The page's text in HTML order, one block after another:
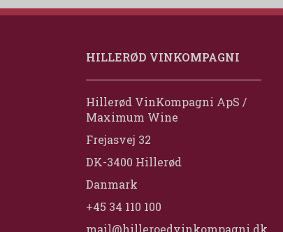
HILLERØD VINKOMPAGNI
Hillerød VinKompagni ApS /
Maximum Wine
Frejasvej 32
DK-3400 Hillerød
Danmark
+45 34 110 100
mail@hilleroedvinkompagni.dk